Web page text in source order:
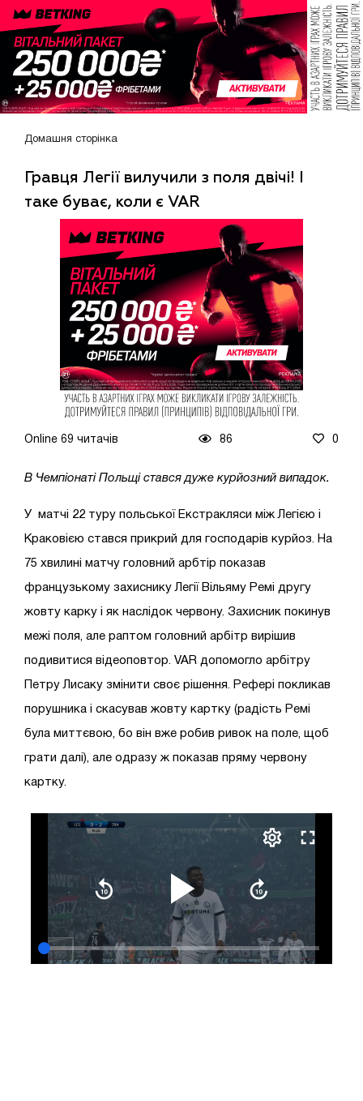
Домашня сторінка
Гравця Легії вилучили з поля двічі! І
таке буває, коли є VAR
Online 69 читачів 86 0
В Чемпіонаті Польщі стався дуже курйозний випадок.
У матчі 22 туру польської Екстракляси між Легією і
Краковією стався прикрий для господарів курйоз. На
75 хвилині матчу головний арбтір показав
французькому захиснику Легії Вільяму Ремі другу
жовту карку і як наслідок червону. Захисник покинув
межі поля, але раптом головний арбітр вирішив
подивитися відеоповтор. VAR допомогло арбітру
Петру Лисаку змінити своє рішення. Рефері покликав
порушника і скасував жовту картку (радість Ремі
була миттєвою, бо він вже робив ривок на поле, щоб
грати далі), але одразу ж показав пряму червону
картку.